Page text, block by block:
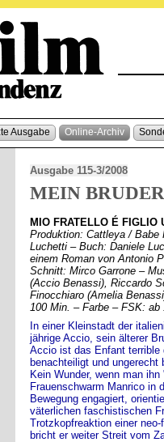
Ausgabe Online-Archiv
Ausgabe 115-3/2008
MEIN
MIO FRATELLO É FIGLIO
Produktion: Cattleya / Babe
Luchetti – Buch: Daniele
einem Roman von Antonio
Schnitt: Mirco Garrone –
(Accio Benassi), Riccardo
Finocchiaro (Amelia
100 Min. – Farbe – FSK:
In einer Kleinstadt der
jährige Accio, sein älterer
Accio ist das Enfant terrible
benachteiligt und
Kein Wunder, wenn man
Frauenschwarm Manrico in
Bewegung engagiert,
väterlichen faschistischen
Trotzkopfreaktion einer
bricht er weiter Streit vom